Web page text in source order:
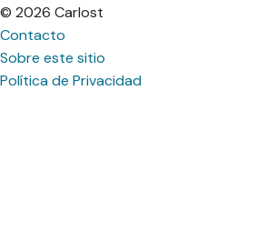
© 2026 Carlost
Contacto
Sobre este sitio
Política de Privacidad